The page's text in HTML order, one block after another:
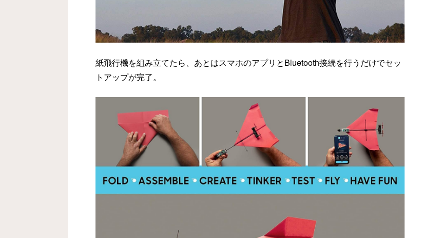
紙飛行機を組み立てたら、あとはスマホのアプリとBluetooth接続を行うだけでセッ
トアップが完了。